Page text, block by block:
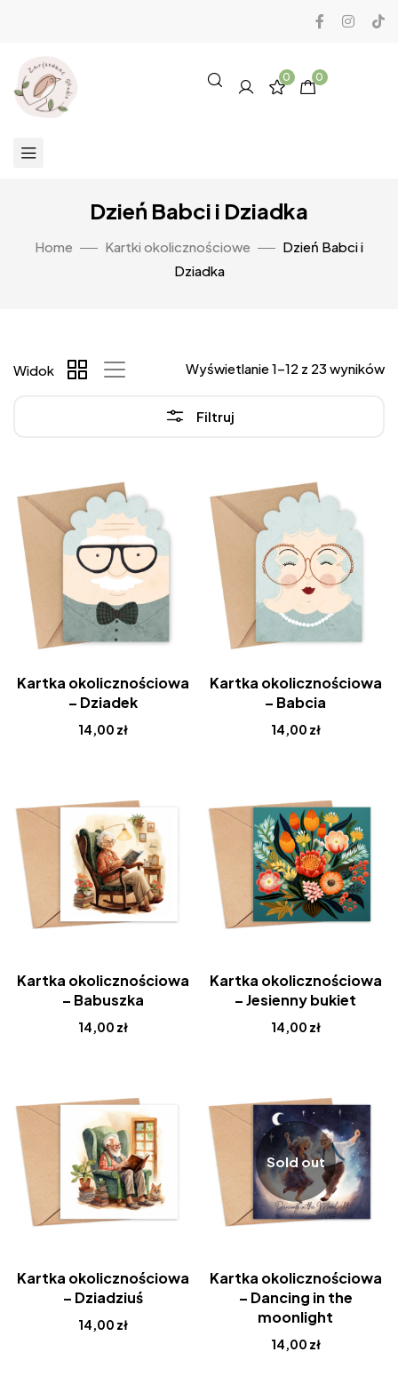
0 0
Dzień Babci i Dziadka
Home Kartki okolicznościowe
Dzień Babci i
Dziadka
Filtruj
Wyświetlanie 1–12 z 23 wyników
Widok
Kartka okolicznościowa
– Dziadek
14,00 zł
Kartka okolicznościowa
– Babcia
14,00 zł
Kartka okolicznościowa
– Babuszka
14,00 zł
Kartka okolicznościowa
– Jesienny bukiet
14,00 zł
Kartka okolicznościowa
– Dziadziuś
14,00 zł
Sold out
Kartka okolicznościowa
– Dancing in the
moonlight
14,00 zł